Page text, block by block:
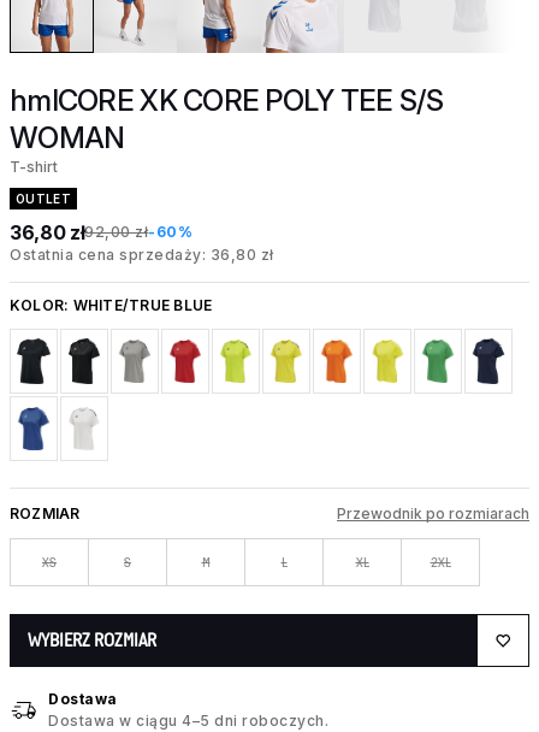
hmlCORE XK CORE POLY TEE S/S
WOMAN
T-shirt
OUTLET
36,80 zł92,00 zł-60%
Ostatnia cena sprzedaży: 36,80 zł
KOLOR: WHITE/TRUE BLUE
ROZMIAR Przewodnik po rozmiarach
XS S M L XL 2XL
WYBIERZ ROZMIAR
Dostawa
Dostawa w ciągu 4–5 dni roboczych.